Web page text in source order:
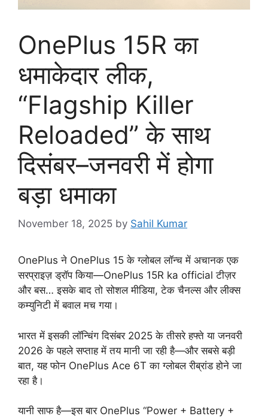
OnePlus 15R का
धमाकेदार लीक,
“Flagship Killer
Reloaded” के साथ
दिसंबर–जनवरी में होगा
बड़ा धमाका
November 18, 2025 by Sahil Kumar
OnePlus ने OnePlus 15 के ग्लोबल लॉन्च में अचानक एक
सरप्राइज़ ड्रॉप किया—OnePlus 15R ka official टीज़र
और बस… इसके बाद तो सोशल मीडिया, टेक चैनल्स और लीक्स
कम्युनिटी में बवाल मच गया।
भारत में इसकी लॉन्चिंग दिसंबर 2025 के तीसरे हफ्ते या जनवरी
2026 के पहले सप्ताह में तय मानी जा रही है—और सबसे बड़ी
बात, यह फोन OnePlus Ace 6T का ग्लोबल रीब्रांड होने जा
रहा है।
यानी साफ है—इस बार OnePlus “Power + Battery +